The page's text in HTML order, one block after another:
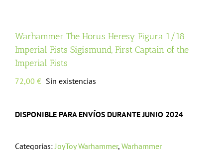
Warhammer The Horus Heresy Figura 1/18
Imperial Fists Sigismund, First Captain of the
Imperial Fists
72,00 € Sin existencias
DISPONIBLE PARA ENVÍOS DURANTE JUNIO 2024
Categorías: JoyToy Warhammer, Warhammer